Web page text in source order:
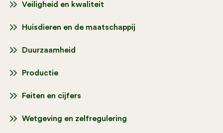
Veiligheid en kwaliteit
Huisdieren en de maatschappij
Duurzaamheid
Productie
Feiten en cijfers
Wetgeving en zelfregulering